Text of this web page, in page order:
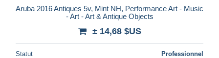
Aruba 2016 Antiques 5v, Mint NH, Performance Art - Music
- Art - Art & Antique Objects
± 14,68 $US
Statut Professionnel